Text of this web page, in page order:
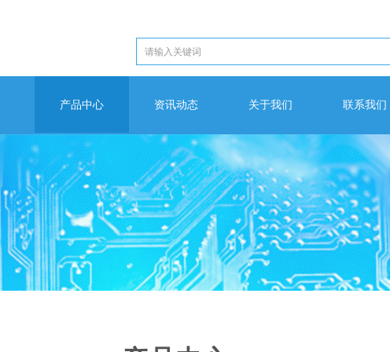
产品中心 资讯动态 关于我们 联系我们